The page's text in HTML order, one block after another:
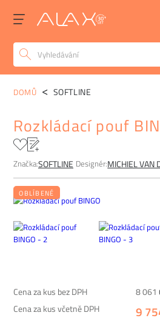
POPIS ALTERNATIVY
DOMŮ SOFTLINE
Rozkládací pouf
Značka:SOFTLINE Designér:MICHIEL VAN
OBLÍBENÉ
Cena za kus bez DPH 8 061
Cena za kus včetně DPH
9